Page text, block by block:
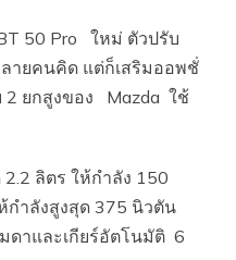
50 Pro ใหม่ ตัวปรับ
ายคนคิด แต่ก็เสริมออพชั่
2 ยกสูงของ Mazda ใช้
ลิตร ให้กำลัง 150
ำลังสูงสุด 375 นิวตัน
ดาและเกียร์อัตโนมัติ 6